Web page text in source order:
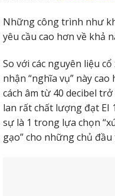
Những công trình như
yêu cầu cao hơn về khả
So với các nguyên liệu
nhận “nghĩa vụ” này
cách âm từ 40 decibel
lan rất chất lượng đạt EI
sự là 1 trong lựa chọn
gạo” cho những chủ đầu